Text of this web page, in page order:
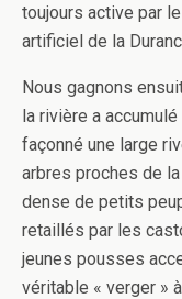
toujours active par
artificiel de la
Nous gagnons
la rivière a
façonné une large
arbres proches de
dense de petits
retaillés par les
jeunes pousses
véritable « verger »